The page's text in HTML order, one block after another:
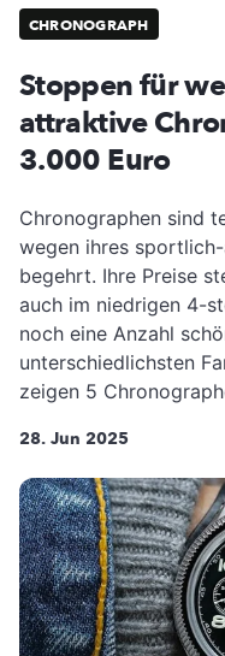
CHRONOGRAPH
Stoppen für
attraktive
3.000 Euro
Chronographen sind
wegen ihres
begehrt. Ihre Preise
auch im niedrigen 4-
noch eine Anzahl
unterschiedlichsten
zeigen 5
28. Jun 2025